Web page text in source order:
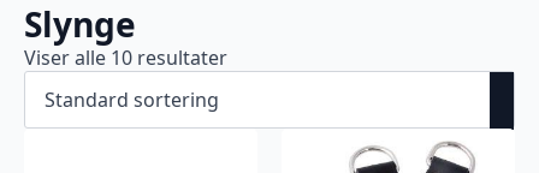
Slynge
Viser alle 10 resultater